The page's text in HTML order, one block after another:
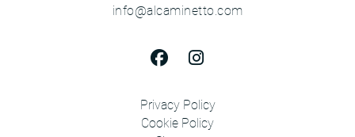
info@alcaminetto.com
Privacy Policy
Cookie Policy